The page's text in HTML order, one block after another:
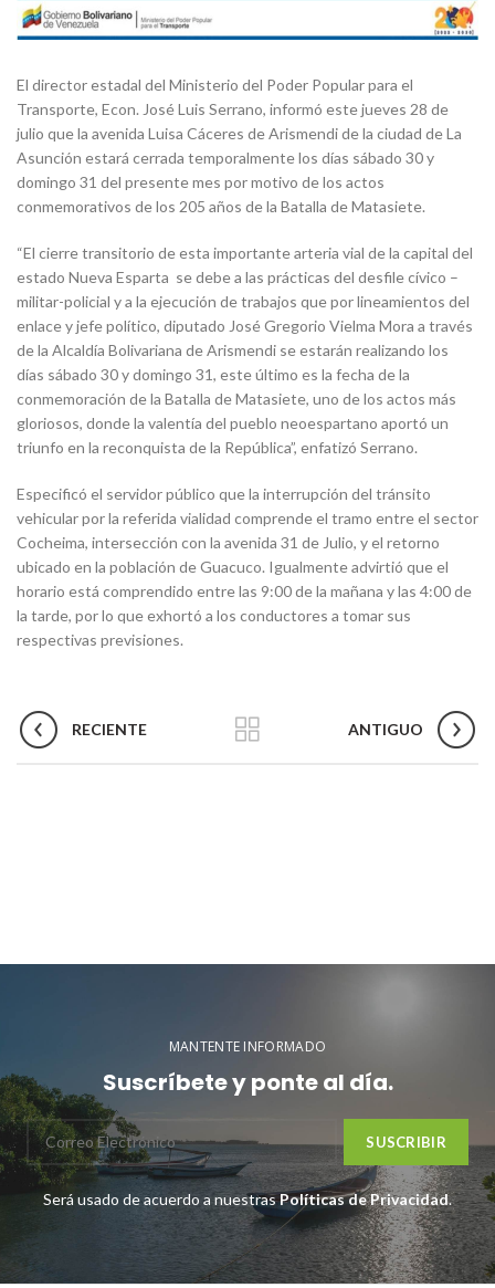
El director estadal del Ministerio del Poder Popular para el
Transporte, Econ. José Luis Serrano, informó este jueves 28 de
julio que la avenida Luisa Cáceres de Arismendi de la ciudad de La
Asunción estará cerrada temporalmente los días sábado 30 y
domingo 31 del presente mes por motivo de los actos
conmemorativos de los 205 años de la Batalla de Matasiete.
“El cierre transitorio de esta importante arteria vial de la capital del
estado Nueva Esparta se debe a las prácticas del desfile cívico –
militar-policial y a la ejecución de trabajos que por lineamientos del
enlace y jefe político, diputado José Gregorio Vielma Mora a través
de la Alcaldía Bolivariana de Arismendi se estarán realizando los
días sábado 30 y domingo 31, este último es la fecha de la
conmemoración de la Batalla de Matasiete, uno de los actos más
gloriosos, donde la valentía del pueblo neoespartano aportó un
triunfo en la reconquista de la República”, enfatizó Serrano.
Especificó el servidor público que la interrupción del tránsito
vehicular por la referida vialidad comprende el tramo entre el sector
Cocheima, intersección con la avenida 31 de Julio, y el retorno
ubicado en la población de Guacuco. Igualmente advirtió que el
horario está comprendido entre las 9:00 de la mañana y las 4:00 de
la tarde, por lo que exhortó a los conductores a tomar sus
respectivas previsiones.
RECIENTE ANTIGUO
MANTENTE INFORMADO
Suscríbete y ponte al día.
Será usado de acuerdo a nuestrasPolíticas de Privacidad.